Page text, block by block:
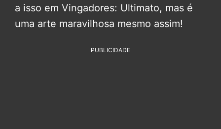
a isso em Vingadores: Ultimato, mas é
uma arte maravilhosa mesmo assim!
PUBLICIDADE